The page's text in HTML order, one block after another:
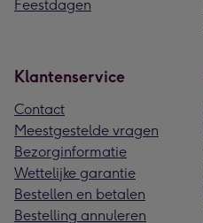
Feestdagen
Klantenservice
Contact
Meestgestelde vragen
Bezorginformatie
Wettelijke garantie
Bestellen en betalen
Bestelling annuleren